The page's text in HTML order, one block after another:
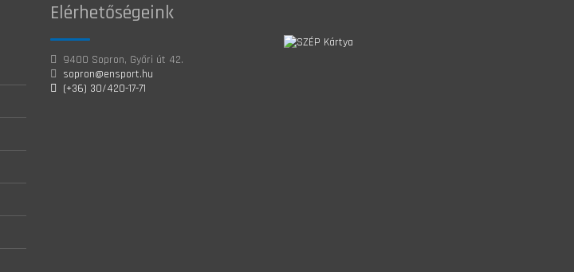
Elérhetőségeink
9400 Sopron, Győri út 42.
sopron@ensport.hu
(+36) 30/420-17-71